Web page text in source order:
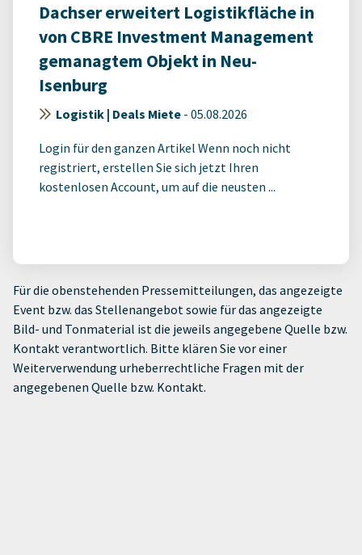
Dachser erweitert Logistikfläche in
von CBRE Investment Management
gemanagtem Objekt in Neu-
Isenburg
Logistik | Deals Miete - 05.08.2026
Login für den ganzen Artikel Wenn noch nicht
registriert, erstellen Sie sich jetzt Ihren
kostenlosen Account, um auf die neusten ...
Für die obenstehenden Pressemitteilungen, das angezeigte
Event bzw. das Stellenangebot sowie für das angezeigte
Bild- und Tonmaterial ist die jeweils angegebene Quelle bzw.
Kontakt verantwortlich. Bitte klären Sie vor einer
Weiterverwendung urheberrechtliche Fragen mit der
angegebenen Quelle bzw. Kontakt.